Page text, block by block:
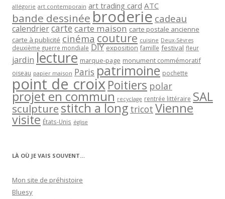
allégorie art contemporain art trading card ATC
bande dessinée broderie cadeau
calendriercartecarte maison carte postale ancienne
carte à publicité cinéma couture cuisine Deux-Sèvres
deuxième guerre mondiale DIY exposition famille festival fleur
jardin lecture marque-page monument commémoratif
oiseau papier maison Paris patrimoine pochette
point de croixPoitiers polar
projet en commun recyclage rentrée littéraire SAL
sculpturestitch a long tricot Vienne
visite États-Unis église
LÀ OÙ JE VAIS SOUVENT…
Mon site de préhistoire
Bluesy